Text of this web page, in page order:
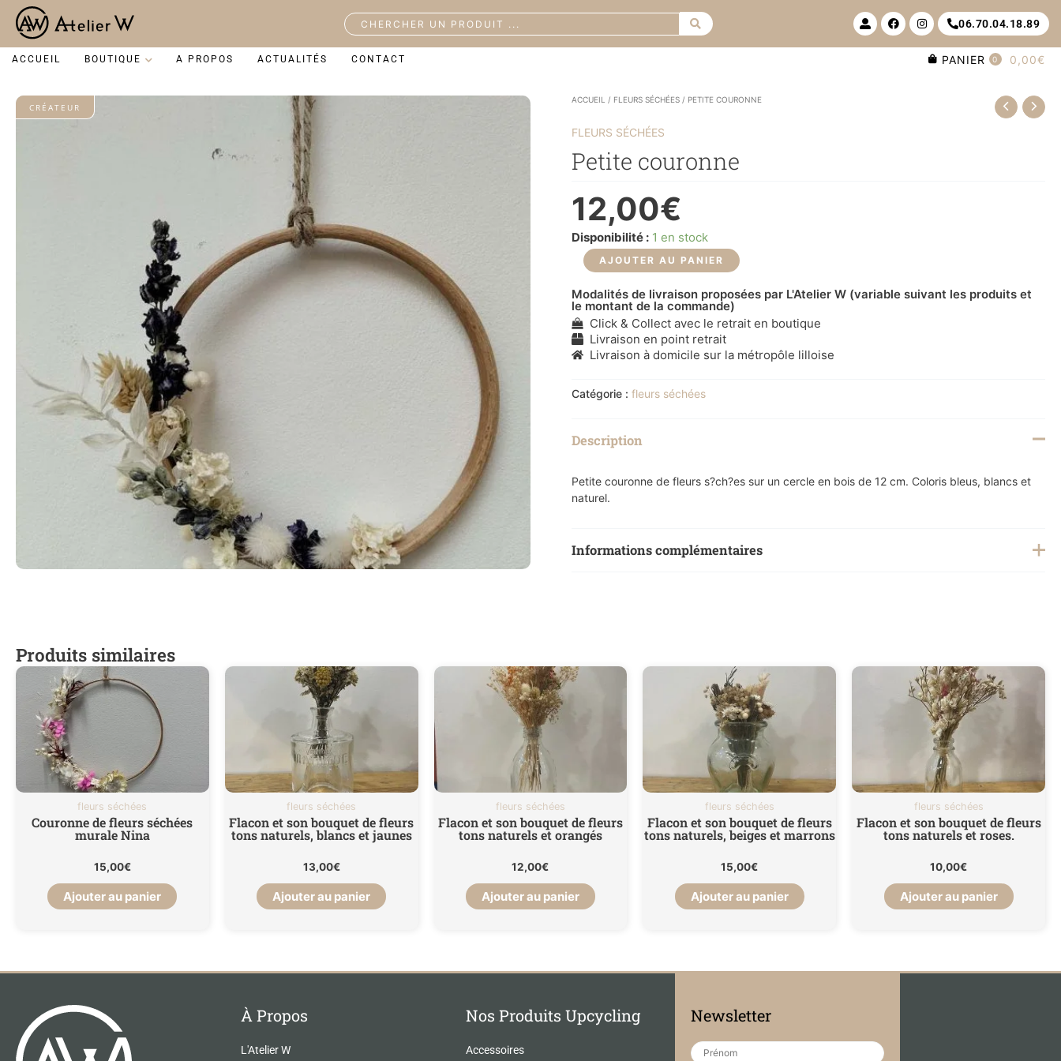
Aller
contenu
Search
...
U
s
e
r
F
a
c
e
I
n
s
t
06.70.04.18.89
ACCUEIL BOUTIQUE A PROPOS ACTUALITÉS CONTACT PANIER 0 0,00€
CRÉATEUR
ACCUEIL / FLEURS SÉCHÉES / PETITE COURONNE
FLEURS SÉCHÉES
Petite couronne
12,00€
Disponibilité : 1 en stock
quantité
couronne
AJOUTER AU PANIER
Modalités de livraison proposées par L'Atelier W (variable suivant les produits et
le montant de la commande)
Click & Collect avec le retrait en boutique
Livraison en point retrait
Livraison à domicile sur la métropôle lilloise
Catégorie :fleurs séchées
Description
Petite couronne de fleurs s?ch?es sur un cercle en bois de 12 cm. Coloris bleus, blancs et
naturel.
Informations complémentaires
Produits similaires
fleurs séchées
Couronne de fleurs séchées
murale Nina
15,00€
Ajouter au panier
fleurs séchées
Flacon et son bouquet de fleurs
tons naturels, blancs et jaunes
13,00€
Ajouter au panier
fleurs séchées
Flacon et son bouquet de fleurs
tons naturels et orangés
12,00€
Ajouter au panier
fleurs séchées
Flacon et son bouquet de fleurs
tons naturels, beiges et marrons
15,00€
Ajouter au panier
fleurs séchées
Flacon et son bouquet de fleurs
tons naturels et roses.
10,00€
Ajouter au panier
À Propos
L'Atelier W
Nos Produits Upcycling
Accessoires
Newsletter